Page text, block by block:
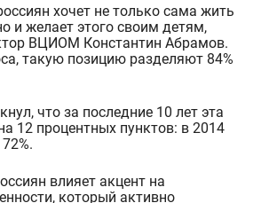
и желает этого своим детям,
ВЦИОМ Константин Абрамов.
такую позицию разделяют 84%
что за последние 10 лет эта
12 процентных пунктов: в 2014
влияет акцент на
который активно